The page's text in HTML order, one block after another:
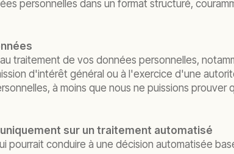
personnelles dans un format structuré,
traitement de vos données personnelles,
d'intérêt général ou à l'exercice d'une
à moins que nous ne puissions
sur un traitement automatisé
pourrait conduire à une décision automatisée